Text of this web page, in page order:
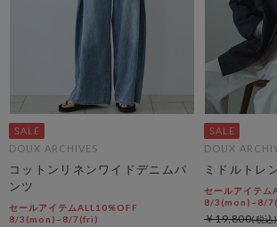
DOUX ARCHIVES
コットンリネンワイドデニムパ
ンツ
セールアイテムALL10%OFF
8/3(mon)~8/7(fri)
DOUX
ミドルトレ
セールアイテム
8/3(mon)~8/
￥19,800